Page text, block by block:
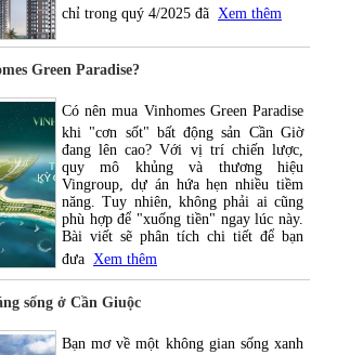
chỉ trong quý 4/2025 đã Xem thêm
Green Paradise?
Có nên mua Vinhomes Green Paradise
khi "cơn sốt" bất động sản Cần Giờ
đang lên cao? Với vị trí chiến lược,
quy mô khủng và thương hiệu
Vingroup, dự án hứa hẹn nhiều tiềm
năng. Tuy nhiên, không phải ai cũng
phù hợp để "xuống tiền" ngay lúc này.
Bài viết sẽ phân tích chi tiết để bạn
đưa Xem thêm
sống ở Cần Giuộc
Bạn mơ về một không gian sống xanh